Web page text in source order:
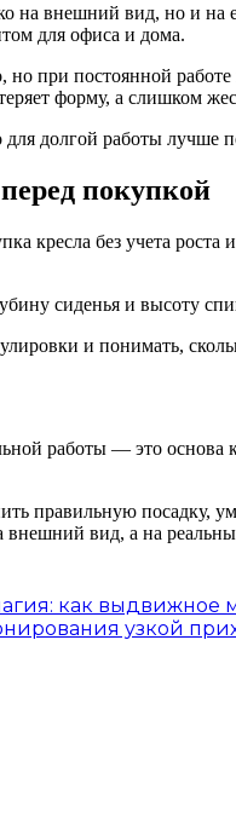
на внешний вид, но и на
для офиса и дома.
но при постоянной
форму, а слишком
для долгой работы
покупкой
кресла без учета роста
сиденья и высоту
и понимать,
работы — это основа
правильную посадку,
внешний вид, а на
как выдвижное
узкой